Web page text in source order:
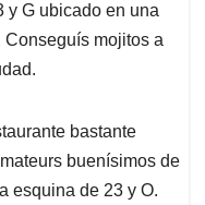
y G ubicado en una
mojitos a
bastante
buenísimos de
esquina de 23 y O.